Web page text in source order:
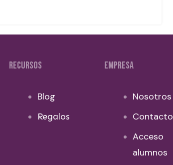
RECURSOS
Blog
Regalos
EMPRESA
Nosotros
Contacto
Acceso
alumnos